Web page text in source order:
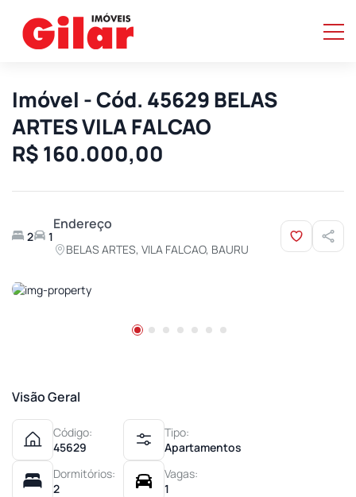
Imóvel - Cód. 45629 BELAS
ARTES VILA FALCAO
R$ 160.000,00
2 1
Endereço
BELAS ARTES, VILA FALCAO, BAURU
Visão Geral
Código:
45629
Tipo:
Apartamentos
Dormitórios:
2
Vagas:
1